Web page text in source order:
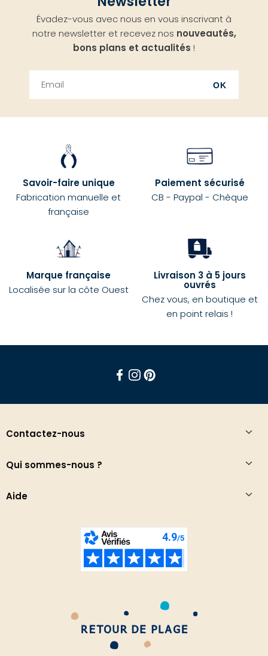
Évadez-vous avec nous en vous inscrivant à
notre newsletter et recevez nos nouveautés,
bons plans et actualités !
OK
Savoir-faire unique
Fabrication manuelle et
française
Paiement sécurisé
CB - Paypal - Chèque
Marque française
Localisée sur la côte Ouest
Livraison 3 à 5 jours
ouvrés
Chez vous, en boutique et
en point relais !
Contactez-nous
Qui sommes-nous ?
Aide